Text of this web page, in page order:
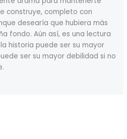
construye, completo con
desearía que hubiera más
fondo. Aún así, es una lectura
historia puede ser su mayor
ser su mayor debilidad si no